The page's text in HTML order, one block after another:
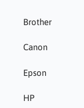
Brother
Canon
Epson
HP